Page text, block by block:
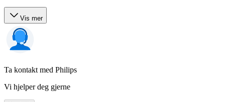
Vis mer
Ta kontakt med Philips
Vi hjelper deg gjerne